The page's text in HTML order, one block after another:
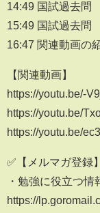
14:49 国試過去問
15:49 国試過去問
16:47 関連動画の
【関連動画】
https://youtu.be/-
https://youtu.be/
https://youtu.be/
✅【メルマガ登録
・勉強に役立つ情
https://